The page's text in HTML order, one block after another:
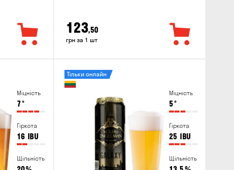
123,50
грн за 1 шт
Міцність
7°
Гіркота
16 IBU
Щільність
Міцність
5°
Гіркота
25 IBU
Щільність
Тільки онлайн